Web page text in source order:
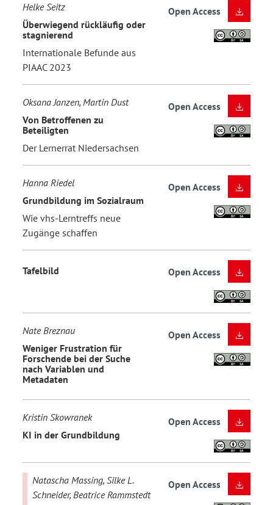
Helke Seitz
Überwiegend rückläufig oder
stagnierend
Internationale Befunde aus
PIAAC 2023
Open Access
Oksana Janzen, Martin Dust
Von Betroffenen zu
Beteiligten
Der Lernerrat Niedersachsen
Open Access
Hanna Riedel
Grundbildung im Sozialraum
Wie vhs-Lerntreffs neue
Zugänge schaffen
Open Access
Tafelbild Open Access
Nate Breznau
Weniger Frustration für
Forschende bei der Suche
nach Variablen und
Metadaten
Open Access
Kristin Skowranek
KI in der Grundbildung
Open Access
Natascha Massing, Silke L.
Schneider, Beatrice Rammstedt
Open Access